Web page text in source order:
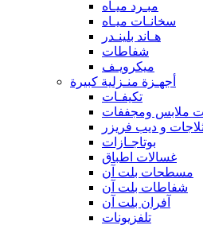
مبـرد ميـاه
سخانـات ميـاه
هـاند بلينـدر
شفاطات
ميكرويـف
أجهـزة منـزلية كبيرة
تكيفـات
ملابس ومجففات
و ديب فريزر
بوتاجـازات
غسالات اطباق
مسطحات بلت آن
شفاطات بلت آن
آفران بلت آن
تلفزيونات